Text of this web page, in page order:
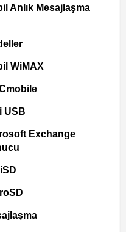
Anlık Mesajlaşma
WiMAX
USB
Exchange